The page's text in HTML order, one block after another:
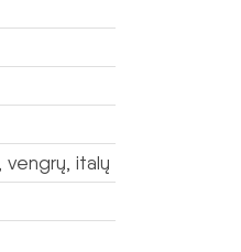
vengrų, italų